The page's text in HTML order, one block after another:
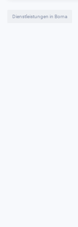
Dienstleistungen in Borna